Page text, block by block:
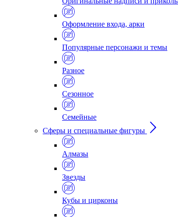
Оформление входа, арки
Популярные персонажи и темы
Разное
Сезонное
Семейные
Сферы и специальные фигуры
Алмазы
Звезды
Кубы и цирконы